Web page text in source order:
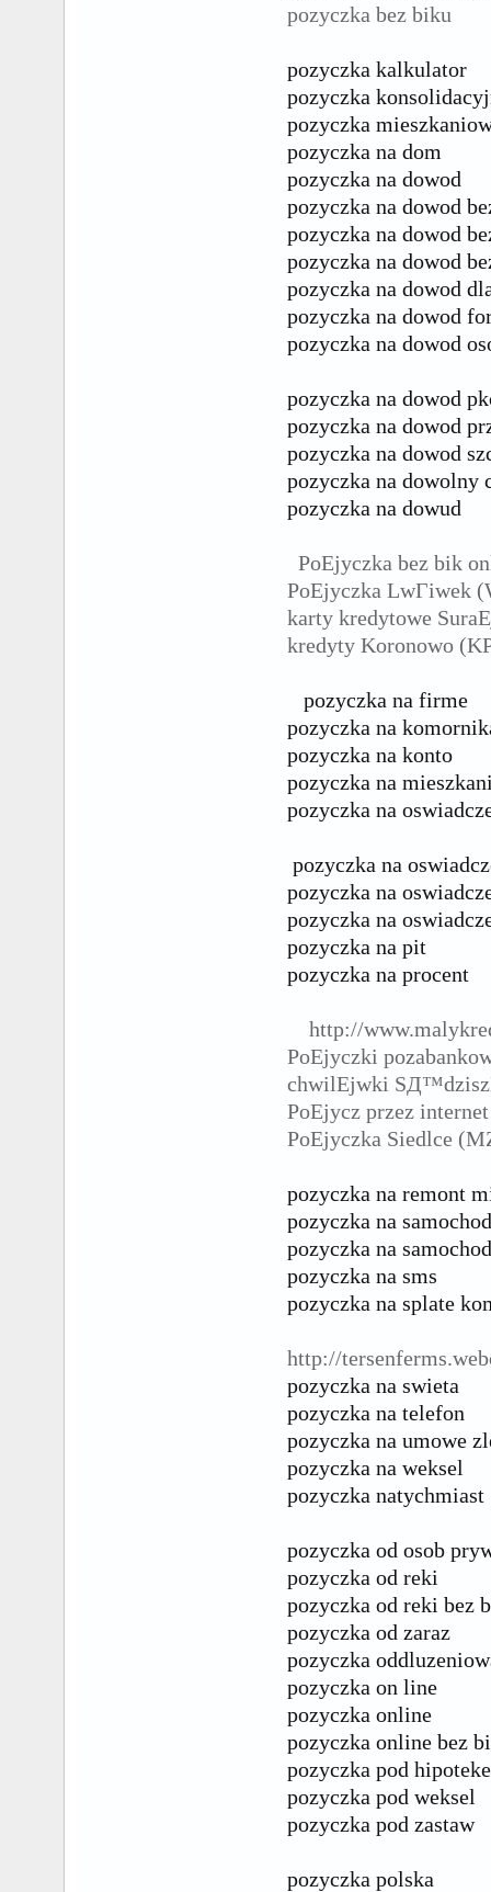
pozyczka bez biku
pozyczka kalkulator
pozyczka
pozyczka
pozyczka na dom
pozyczka na dowod
pozyczka na dowod
pozyczka na dowod
pozyczka na dowod
pozyczka na dowod
pozyczka na dowod
pozyczka na dowod
pozyczka na dowod
pozyczka na dowod
pozyczka na dowod
pozyczka na dowolny
pozyczka na dowud
PoЕјyczka bez bik
PoЕјyczka LwГіwek
karty kredytowe
kredyty Koronowo
pozyczka na firme
pozyczka na
pozyczka na konto
pozyczka na
pozyczka na
pozyczka na
pozyczka na
pozyczka na
pozyczka na pit
pozyczka na procent
http://
PoЕјyczki
chwilЕјwki
PoЕјycz przez
PoЕјyczka Siedlce
pozyczka na remont
pozyczka na samochod
pozyczka na
pozyczka na sms
pozyczka na splate
http://
pozyczka na swieta
pozyczka na telefon
pozyczka na umowe
pozyczka na weksel
pozyczka natychmiast
pozyczka od osob
pozyczka od reki
pozyczka od reki bez
pozyczka od zaraz
pozyczka
pozyczka on line
pozyczka online
pozyczka online bez
pozyczka pod hipoteke
pozyczka pod weksel
pozyczka pod zastaw
pozyczka polska